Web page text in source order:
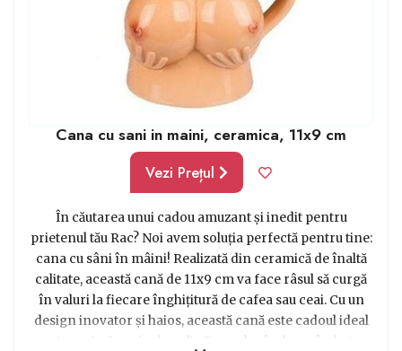
Cana cu sani in maini, ceramica, 11x9 cm
Vezi Prețul
În căutarea unui cadou amuzant și inedit pentru
prietenul tău Rac? Noi avem soluția perfectă pentru tine:
cana cu sâni în mâini! Realizată din ceramică de înaltă
calitate, această cană de 11x9 cm va face râsul să curgă
în valuri la fiecare înghițitură de cafea sau ceai. Cu un
design inovator și haios, această cană este cadoul ideal
pentru cei născuți sub zodia Rac, aducând un zâmbet pe